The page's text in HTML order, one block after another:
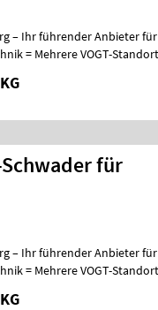
– Ihr führender Anbieter für
+
Schwader für
– Ihr führender Anbieter für
+